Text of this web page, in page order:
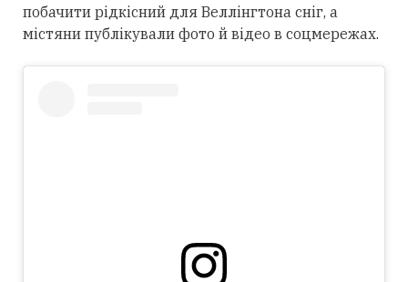
побачити рідкісний для Веллінгтона сніг, а
містяни публікували фото й відео в соцмережах.